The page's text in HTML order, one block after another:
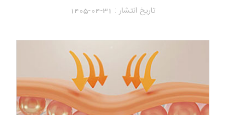
تاریخ انتشار : 1405-04-31